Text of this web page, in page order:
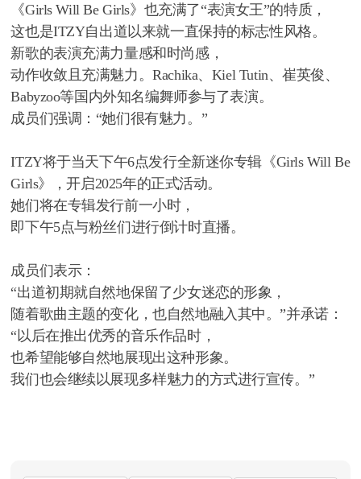
《Girls Will Be Girls》也充满了“表演女王”的特质，
这也是ITZY自出道以来就一直保持的标志性风格。
新歌的表演充满力量感和时尚感，
动作收敛且充满魅力。Rachika、Kiel Tutin、崔英俊、
Babyzoo等国内外知名编舞师参与了表演。
成员们强调：“她们很有魅力。”
ITZY将于当天下午6点发行全新迷你专辑《Girls Will Be
Girls》，开启2025年的正式活动。
她们将在专辑发行前一小时，
即下午5点与粉丝们进行倒计时直播。
成员们表示：
“出道初期就自然地保留了少女迷恋的形象，
随着歌曲主题的变化，也自然地融入其中。”并承诺：
“以后在推出优秀的音乐作品时，
也希望能够自然地展现出这种形象。
我们也会继续以展现多样魅力的方式进行宣传。”